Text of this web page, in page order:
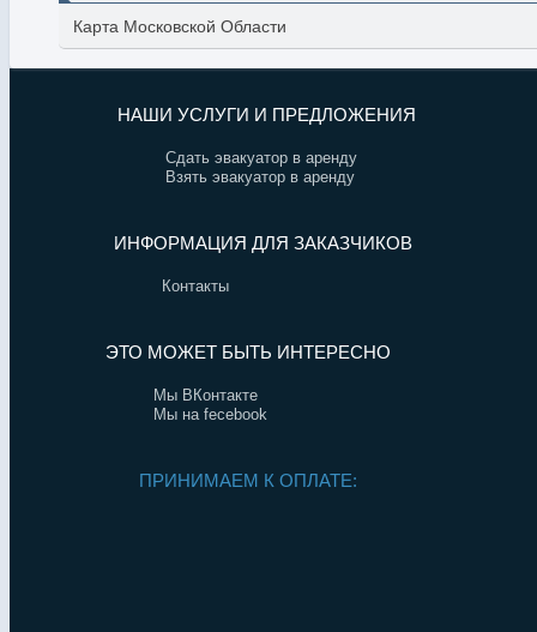
Карта Московской Области
НАШИ УСЛУГИ И ПРЕДЛОЖЕНИЯ
Сдать эвакуатор в аренду
Взять эвакуатор в аренду
ИНФОРМАЦИЯ ДЛЯ ЗАКАЗЧИКОВ
Контакты
ЭТО МОЖЕТ БЫТЬ ИНТЕРЕСНО
Мы ВКонтакте
Мы на fecebook
ПРИНИМАЕМ К ОПЛАТЕ: